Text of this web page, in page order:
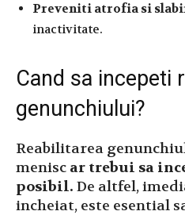
Preveniti atrofia si
inactivitate.
Cand sa incepeti
genunchiului?
Reabilitarea
menisc ar trebui sa
posibil. De altfel,
incheiat, este esential